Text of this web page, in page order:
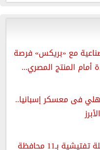
مع «بريكس» فرصة
المنتج المصري...
فى معسكر إسبانيا..
منال عوض: 27 حملة تفتيشية بـ11 محافظة